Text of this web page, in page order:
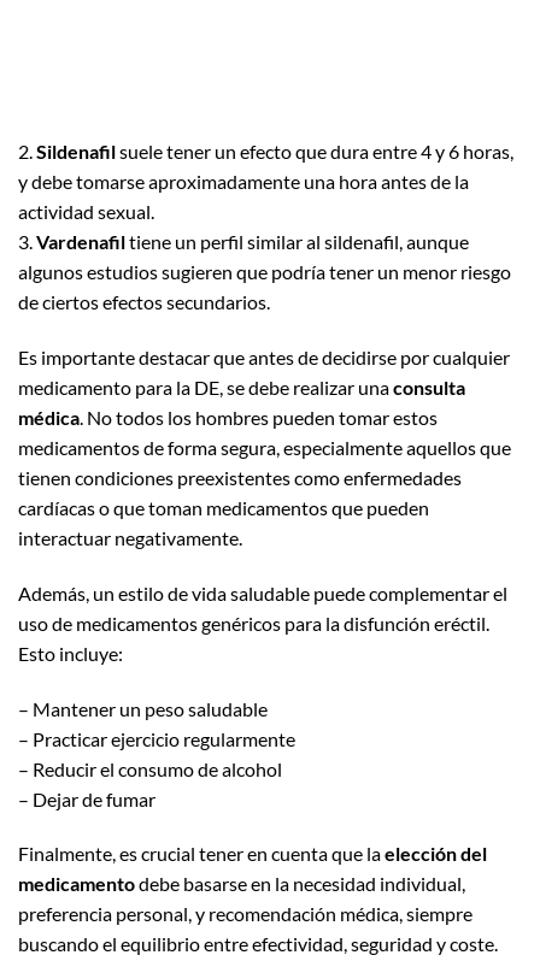
2.Sildenafilsuele tener un efecto que dura entre 4 y 6 horas,
y debe tomarse aproximadamente una hora antes de la
actividad sexual.
3.Vardenafiltiene un perfil similar al sildenafil, aunque
algunos estudios sugieren que podría tener un menor riesgo
de ciertos efectos secundarios.
Es importante destacar que antes de decidirse por cualquier
medicamento para la DE, se debe realizar unaconsulta
médica. No todos los hombres pueden tomar estos
medicamentos de forma segura, especialmente aquellos que
tienen condiciones preexistentes como enfermedades
cardíacas o que toman medicamentos que pueden
interactuar negativamente.
Además, un estilo de vida saludable puede complementar el
uso de medicamentos genéricos para la disfunción eréctil.
Esto incluye:
– Mantener un peso saludable
– Practicar ejercicio regularmente
– Reducir el consumo de alcohol
– Dejar de fumar
Finalmente, es crucial tener en cuenta que laelección del
medicamentodebe basarse en la necesidad individual,
preferencia personal, y recomendación médica, siempre
buscando el equilibrio entre efectividad, seguridad y coste.